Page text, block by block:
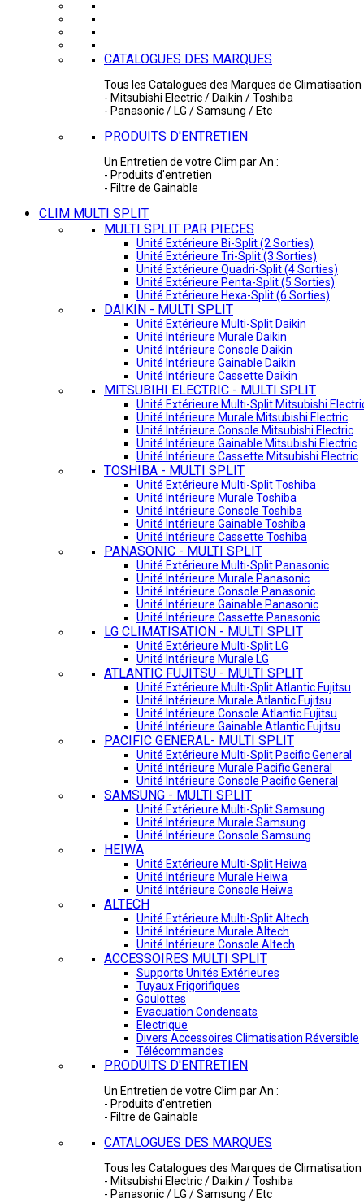
CATALOGUES DES MARQUES
Tous les Catalogues des Marques de Climatisation
- Mitsubishi Electric / Daikin / Toshiba
- Panasonic / LG / Samsung / Etc
PRODUITS D'ENTRETIEN
Un Entretien de votre Clim par An :
- Produits d'entretien
- Filtre de Gainable
CLIM MULTI SPLIT
MULTI SPLIT PAR PIECES
Unité Extérieure Bi-Split (2 Sorties)
Unité Extérieure Tri-Split (3 Sorties)
Unité Extérieure Quadri-Split (4 Sorties)
Unité Extérieure Penta-Split (5 Sorties)
Unité Extérieure Hexa-Split (6 Sorties)
DAIKIN - MULTI SPLIT
Unité Extérieure Multi-Split Daikin
Unité Intérieure Murale Daikin
Unité Intérieure Console Daikin
Unité Intérieure Gainable Daikin
Unité Intérieure Cassette Daikin
MITSUBIHI ELECTRIC - MULTI SPLIT
Unité Extérieure Multi-Split Mitsubishi
Unité Intérieure Murale Mitsubishi Electric
Unité Intérieure Console Mitsubishi Electric
Unité Intérieure Gainable Mitsubishi Electric
Unité Intérieure Cassette Mitsubishi Electric
TOSHIBA - MULTI SPLIT
Unité Extérieure Multi-Split Toshiba
Unité Intérieure Murale Toshiba
Unité Intérieure Console Toshiba
Unité Intérieure Gainable Toshiba
Unité Intérieure Cassette Toshiba
PANASONIC - MULTI SPLIT
Unité Extérieure Multi-Split Panasonic
Unité Intérieure Murale Panasonic
Unité Intérieure Console Panasonic
Unité Intérieure Gainable Panasonic
Unité Intérieure Cassette Panasonic
LG CLIMATISATION - MULTI SPLIT
Unité Extérieure Multi-Split LG
Unité Intérieure Murale LG
ATLANTIC FUJITSU - MULTI SPLIT
Unité Extérieure Multi-Split Atlantic Fujitsu
Unité Intérieure Murale Atlantic Fujitsu
Unité Intérieure Console Atlantic Fujitsu
Unité Intérieure Gainable Atlantic Fujitsu
PACIFIC GENERAL- MULTI SPLIT
Unité Extérieure Multi-Split Pacific General
Unité Intérieure Murale Pacific General
Unité Intérieure Console Pacific General
SAMSUNG - MULTI SPLIT
Unité Extérieure Multi-Split Samsung
Unité Intérieure Murale Samsung
Unité Intérieure Console Samsung
HEIWA
Unité Extérieure Multi-Split Heiwa
Unité Intérieure Murale Heiwa
Unité Intérieure Console Heiwa
ALTECH
Unité Extérieure Multi-Split Altech
Unité Intérieure Murale Altech
Unité Intérieure Console Altech
ACCESSOIRES MULTI SPLIT
Supports Unités Extérieures
Tuyaux Frigorifiques
Goulottes
Evacuation Condensats
Electrique
Divers Accessoires Climatisation Réversible
Télécommandes
PRODUITS D'ENTRETIEN
Un Entretien de votre Clim par An :
- Produits d'entretien
- Filtre de Gainable
CATALOGUES DES MARQUES
Tous les Catalogues des Marques de Climatisation
- Mitsubishi Electric / Daikin / Toshiba
- Panasonic / LG / Samsung / Etc